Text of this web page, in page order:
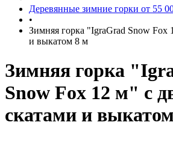
Деревянные зимние горки от 55
•
Зимняя горка "IgraGrad Snow Fox
и выкатом 8 м
Зимняя горка
Snow Fox 12 м" с
скатами и